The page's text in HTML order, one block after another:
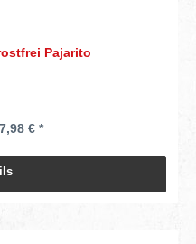
Pajarito
€ *